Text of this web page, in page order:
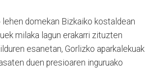
domekan Bizkaiko kostaldean
milaka lagun erakarri zituzten
esanetan, Gorlizko aparkalekuak
duen presioaren inguruako